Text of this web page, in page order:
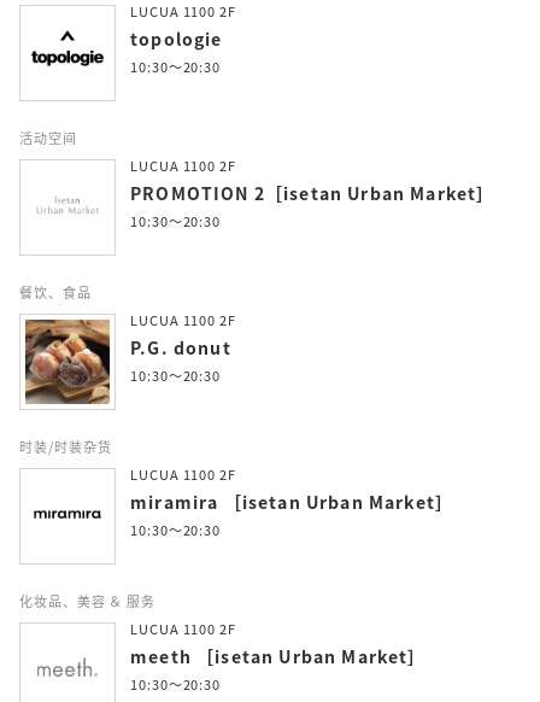
LUCUA 1100 2F
topologie
10:30～20:30
活动空间
LUCUA 1100 2F
PROMOTION 2［isetan Urban Market］
10:30～20:30
餐饮、食品
LUCUA 1100 2F
P.G. donut
10:30～20:30
时装/时装杂货
LUCUA 1100 2F
miramira ［isetan Urban Market］
10:30～20:30
化妆品、美容 ＆ 服务
LUCUA 1100 2F
meeth ［isetan Urban Market］
10:30～20:30